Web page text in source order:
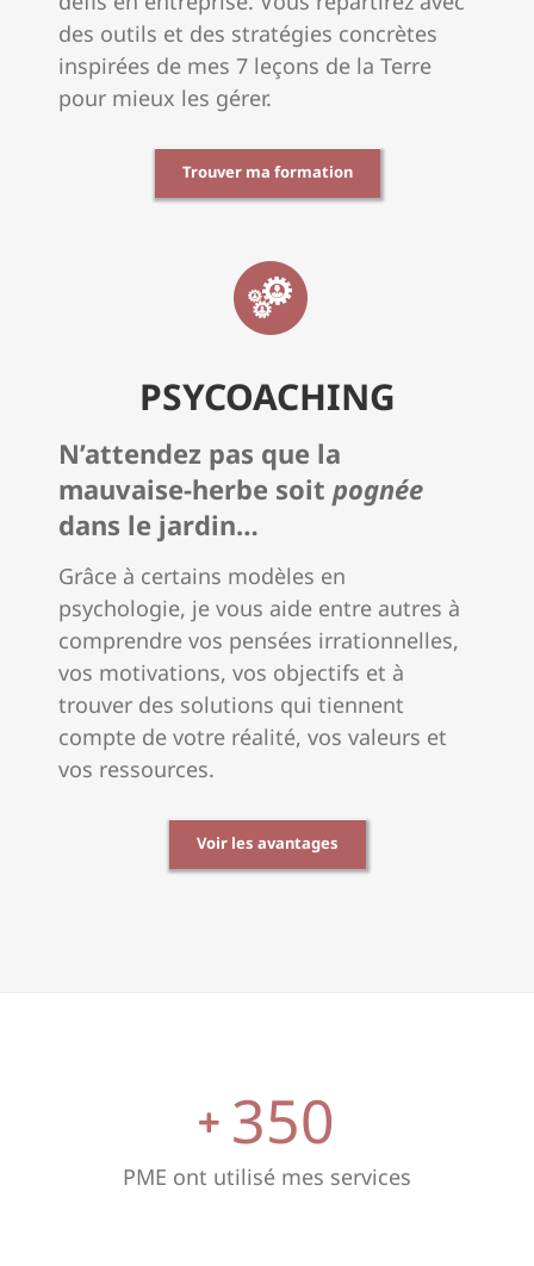
des outils et des stratégies concrètes
inspirées de mes 7 leçons de la Terre
pour mieux les gérer.
Trouver ma formation
PSYCOACHING
N’attendez pas que la
mauvaise-herbe soit pognée
dans le jardin…
Grâce à certains modèles en
psychologie, je vous aide entre autres à
comprendre vos pensées irrationnelles,
vos motivations, vos objectifs et à
trouver des solutions qui tiennent
compte de votre réalité, vos valeurs et
vos ressources.
Voir les avantages
350
PME ont utilisé mes services